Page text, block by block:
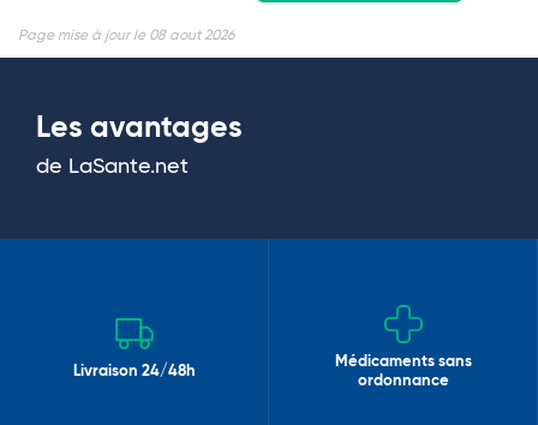
Page mise à jour le 08 aout 2026
Les avantages
de LaSante.net
Livraison 24/48h
Médicaments sans
ordonnance